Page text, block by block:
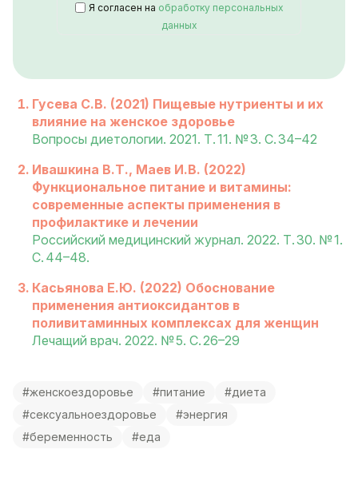
Я согласен на обработку персональных
данных
Гусева С.В. (2021) Пищевые нутриенты и их
влияние на женское здоровье
Вопросы диетологии. 2021. Т. 11. № 3. С. 34–42
Ивашкина В.Т., Маев И.В. (2022)
Функциональное питание и витамины:
современные аспекты применения в
профилактике и лечении
Российский медицинский журнал. 2022. Т. 30. № 1.
С. 44–48.
Касьянова Е.Ю. (2022) Обоснование
применения антиоксидантов в
поливитаминных комплексах для женщин
Лечащий врач. 2022. № 5. С. 26–29
#женскоездоровье #питание
#диета
#сексуальноездоровье
#энергия
#беременность
#еда